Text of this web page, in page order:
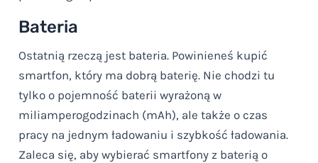
Bateria
Ostatnią rzeczą jest bateria. Powinieneś kupić
smartfon, który ma dobrą baterię. Nie chodzi tu
tylko o pojemność baterii wyrażoną w
miliamperogodzinach (mAh), ale także o czas
pracy na jednym ładowaniu i szybkość ładowania.
Zaleca się, aby wybierać smartfony z baterią o